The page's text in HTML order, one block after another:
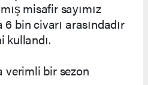
misafir sayımız
bin civarı arasındadır
kullandı.
verimli bir sezon